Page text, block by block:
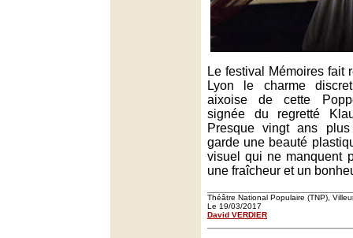
Le festival Mémoires fait
Lyon le charme
aixoise de cette
signée du regretté
Presque vingt ans
garde une beauté
visuel qui ne manquent
une fraîcheur et un
Théâtre National Populaire (TNP),
Le 19/03/2017
David VERDIER